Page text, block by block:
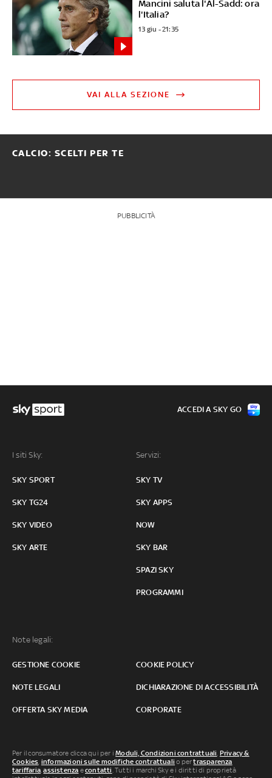
Mancini saluta l'Al-Sadd: ora
l'Italia?
13 giu - 21:35
VAI ALLA SEZIONE
CALCIO: SCELTI PER TE
PUBBLICITÀ
I siti Sky:
SKY SPORT
SKY TG24
SKY VIDEO
SKY ARTE
Servizi:
SKY TV
SKY APPS
NOW
SKY BAR
SPAZI SKY
PROGRAMMI
Note legali:
GESTIONE COOKIE COOKIE POLICY
NOTE LEGALI DICHIARAZIONE DI ACCESSIBILITÀ
OFFERTA SKY MEDIA CORPORATE
ACCEDI A SKY GO
Per il consumatore clicca qui per iModuli, Condizioni contrattuali, Privacy &
Cookies, informazioni sulle modifiche contrattuali o pertrasparenza
tariffaria,assistenza econtatti. Tutti i marchi Sky e i diritti di proprietà